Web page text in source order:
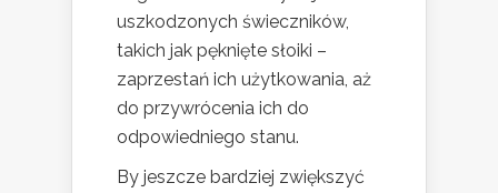
uszkodzonych świeczników,
takich jak pęknięte słoiki –
zaprzestań ich użytkowania, aż
do przywrócenia ich do
odpowiedniego stanu.
By jeszcze bardziej zwiększyć